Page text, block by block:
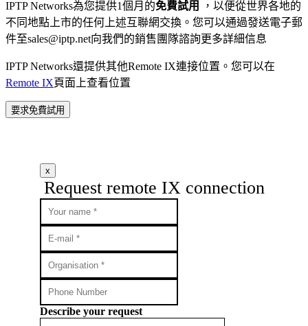
IPTP Networks為您提供1個月的免費試用
，以便從世界各地的
不同地點上市的任何上述互聯網交換。您可以通過發送電子郵
件至sales iptp.net向我們的銷售團隊諮詢更多詳細信息
IPTP Networks還提供其他Remote IX連接位置。您可以在
Remote IX頁面上查看位置
要求免費試用
x
Request remote IX connection
Describe your request